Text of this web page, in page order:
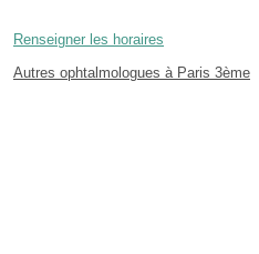
Renseigner les horaires
Autres ophtalmologues à Paris 3ème